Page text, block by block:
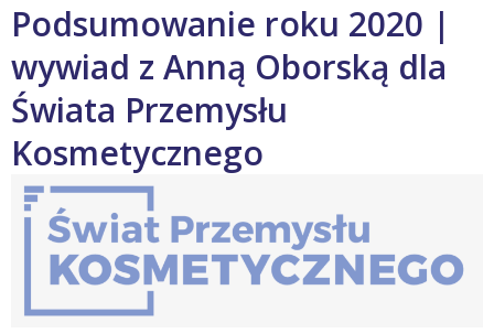
Podsumowanie roku 2020 |
wywiad z Anną Oborską dla
Świata Przemysłu
Kosmetycznego